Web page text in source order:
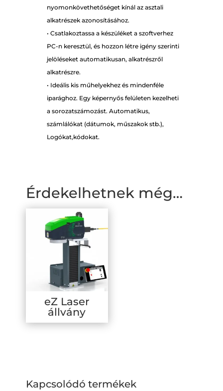
nyomonkövethetőséget kínál az asztali
alkatrészek azonosításához.
• Csatlakoztassa a készüléket a szoftverhez
PC-n keresztül, és hozzon létre igény szerinti
jelöléseket automatikusan, alkatrészről
alkatrészre.
• Ideális kis műhelyekhez és mindenféle
iparághoz. Egy képernyős felületen kezelheti
a sorozatszámozást. Automatikus,
számlálókat (dátumok, műszakok stb.),
Logókat,kódokat.
Érdekelhetnek még…
eZ Laser
állvány
Kapcsolódó termékek